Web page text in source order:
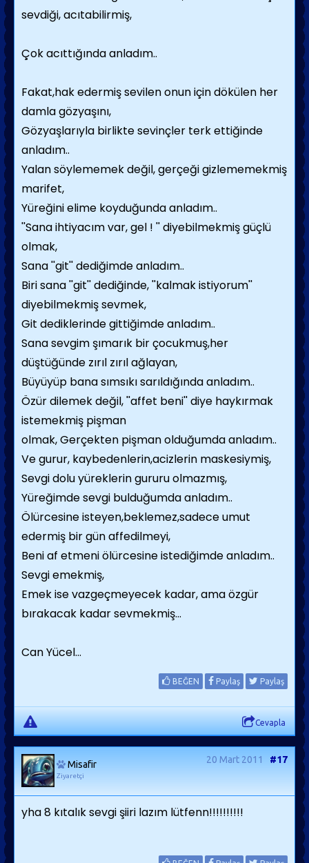
sevdiği, acıtabilirmiş,
Çok acıttığında anladım..
Fakat,hak edermiş sevilen onun için dökülen her
damla gözyaşını,
Gözyaşlarıyla birlikte sevinçler terk ettiğinde
anladım..
Yalan söylememek değil, gerçeği gizlememekmiş
marifet,
Yüreğini elime koyduğunda anladım..
''Sana ihtiyacım var, gel ! '' diyebilmekmiş güçlü
olmak,
Sana ''git'' dediğimde anladım..
Biri sana ''git'' dediğinde, ''kalmak istiyorum''
diyebilmekmiş sevmek,
Git dediklerinde gittiğimde anladım..
Sana sevgim şımarık bir çocukmuş,her
düştüğünde zırıl zırıl ağlayan,
Büyüyüp bana sımsıkı sarıldığında anladım..
Özür dilemek değil, ''affet beni'' diye haykırmak
istemekmiş pişman
olmak, Gerçekten pişman olduğumda anladım..
Ve gurur, kaybedenlerin,acizlerin maskesiymiş,
Sevgi dolu yüreklerin gururu olmazmış,
Yüreğimde sevgi bulduğumda anladım..
Ölürcesine isteyen,beklemez,sadece umut
edermiş bir gün affedilmeyi,
Beni af etmeni ölürcesine istediğimde anladım..
Sevgi emekmiş,
Emek ise vazgeçmeyecek kadar, ama özgür
bırakacak kadar sevmekmiş...
Can Yücel...
BEĞEN Paylaş Paylaş
Cevapla
Misafir
Ziyaretçi
20 Mart 2011 #17
yha 8 kıtalık sevgi şiiri lazım lütfenn!!!!!!!!!!